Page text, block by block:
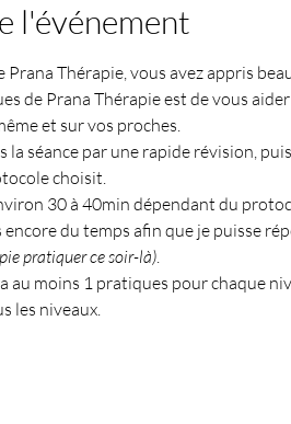
l'événement
Prana Thérapie, vous avez appris
de Prana Thérapie est de vous
et sur vos proches.
la séance par une rapide révision,
choisit.
30 à 40min dépendant du
du temps afin que je puisse
pratiquer ce soir-là).
au moins 1 pratiques pour chaque
les niveaux.